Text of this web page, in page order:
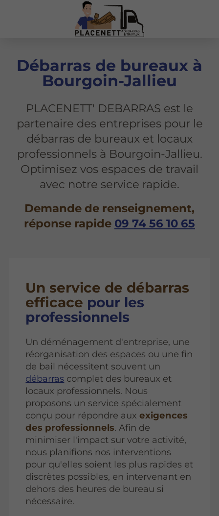
Débarras de bureaux à
Bourgoin-Jallieu
PLACENETT' DEBARRAS est le
partenaire des entreprises pour le
débarras de bureaux et locaux
professionnels à Bourgoin-Jallieu.
Optimisez vos espaces de travail
avec notre service rapide.
Demande de renseignement,
réponse rapide 09 74 56 10 65
Un service de débarras
efficace pour les
professionnels
Un déménagement d'entreprise, une
réorganisation des espaces ou une fin
de bail nécessitent souvent un
débarras complet des bureaux et
locaux professionnels. Nous
proposons un service spécialement
conçu pour répondre auxexigences
des professionnels. Afin de
minimiser l'impact sur votre activité,
nous planifions nos interventions
pour qu'elles soient les plus rapides et
discrètes possibles, en intervenant en
dehors des heures de bureau si
nécessaire.